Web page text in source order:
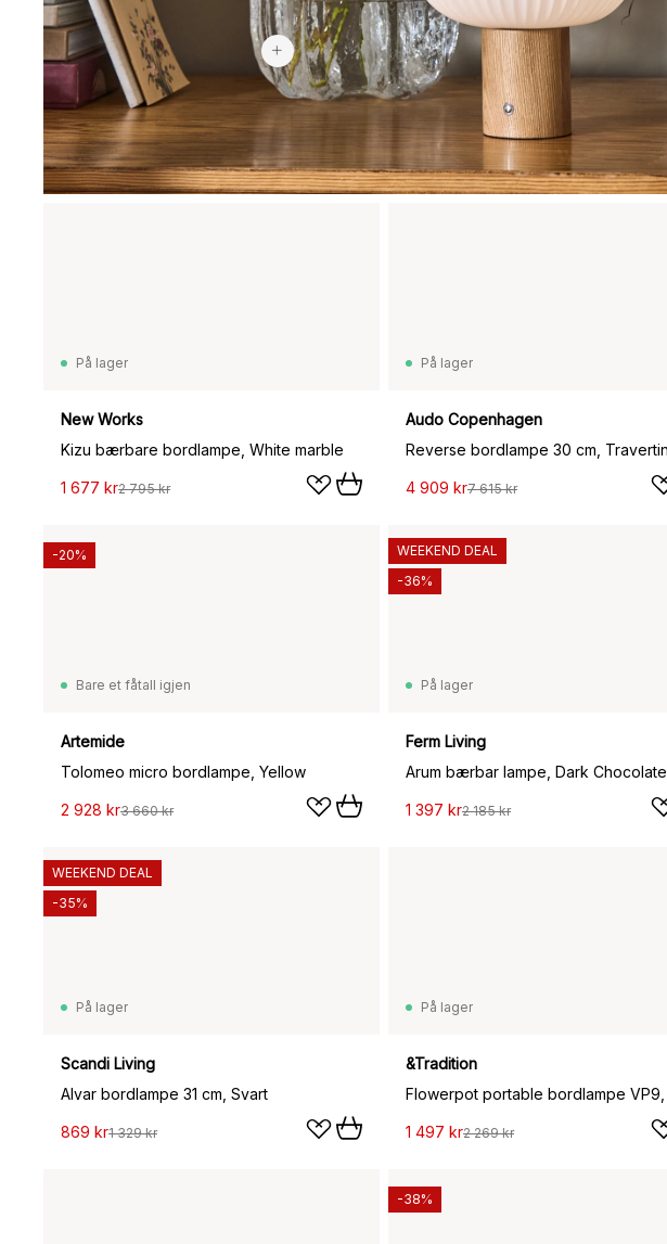
2 799 kr
På lager
New Works
Kizu bærbare bordlampe, White marble
1 677 kr2 795 kr
På lager
Audo Copenhagen
4 909 kr7 615 kr
Bare et fåtall igjen
Artemide
Tolomeo micro bordlampe, Yellow
2 928 kr3 660 kr
-20%
På lager
Ferm Living
Arum bærbar lampe, Dark Chocolate
1 397 kr2 185 kr
WEEKEND DEAL
-36%
På lager
Scandi Living
Alvar bordlampe 31 cm, Svart
869 kr1 329 kr
WEEKEND DEAL
-35%
På lager
&Tradition
1 497 kr2 269 kr
-38%